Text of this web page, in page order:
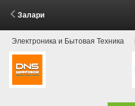
Залари
Электроника и Бытовая Техника